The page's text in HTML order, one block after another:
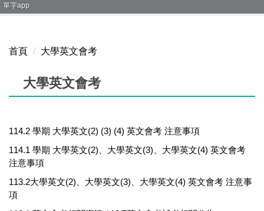
單字app
首頁 大學英文會考
大學英文會考
114.2 學期 大學英文(2) (3) (4) 英文會考 注意事項
114.1 學期 大學英文(2)、大學英文(3)、大學英文(4) 英文會考
注意事項
113.2大學英文(2)、大學英文(3)、大學英文(4) 英文會考 注意事
項